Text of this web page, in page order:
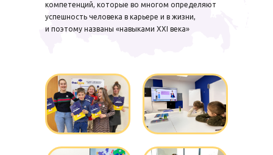
компетенций, которые во многом определяют
успешность человека в карьере и в жизни,
и поэтому названы «навыками XXI века»